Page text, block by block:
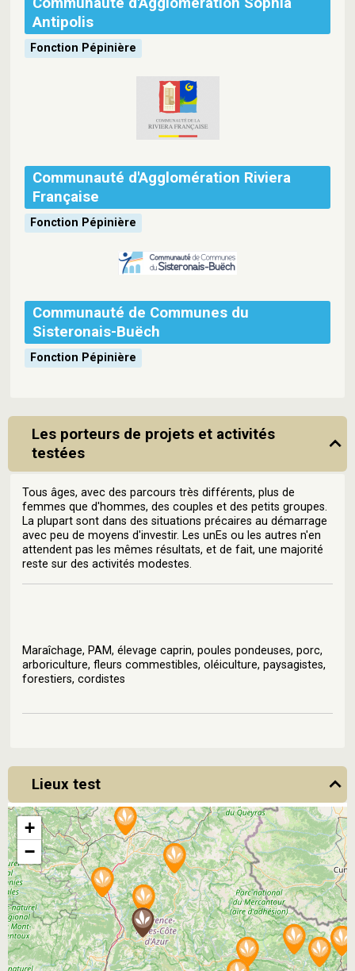
Antipolis
Fonction Pépinière
Communauté d'Agglomération Riviera
Française
Fonction Pépinière
Communauté de Communes du
Sisteronais-Buëch
Fonction Pépinière
Les porteurs de projets et activités
testées
Tous âges, avec des parcours très différents, plus de
femmes que d'hommes, des couples et des petits groupes.
La plupart sont dans des situations précaires au démarrage
avec peu de moyens d'investir. Les unEs ou les autres n'en
attendent pas les mêmes résultats, et de fait, une majorité
reste sur des activités modestes.
Maraîchage, PAM, élevage caprin, poules pondeuses, porc,
arboriculture, fleurs commestibles, oléiculture, paysagistes,
forestiers, cordistes
Lieux test
+
−